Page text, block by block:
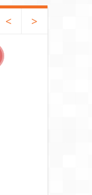
< >